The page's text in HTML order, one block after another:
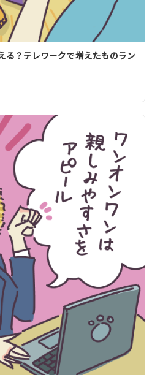
る？テレワークで増えたものラン